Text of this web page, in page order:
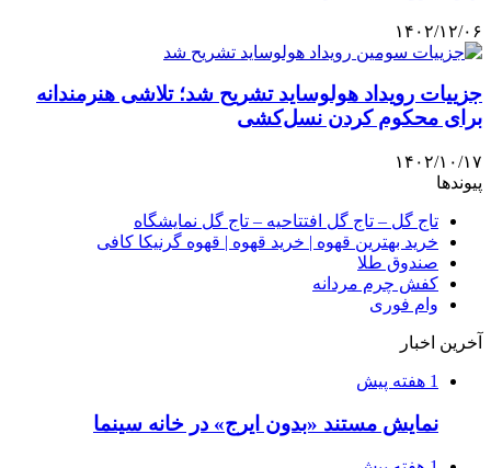
۱۴۰۲/۱۲/۰۶
جزییات رویداد هولوساید تشریح شد؛ تلاشی هنرمندانه
برای محکوم کردن نسل‌کشی
۱۴۰۲/۱۰/۱۷
پیوندها
تاج گل – تاج گل افتتاحیه – تاج گل نمایشگاه
خرید بهترین قهوه | خرید قهوه | قهوه گرنیکا کافی
صندوق طلا
کفش چرم مردانه
وام فوری
آخرین اخبار
1 هفته پیش
نمایش مستند «بدون ایرج» در خانه سینما